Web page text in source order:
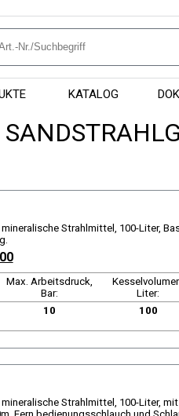
KATALOG
Strahlmittel, 100-Liter,
Max. Arbeitsdruck,
Bar:
Liter:
10 100
Strahlmittel, 100-Liter,